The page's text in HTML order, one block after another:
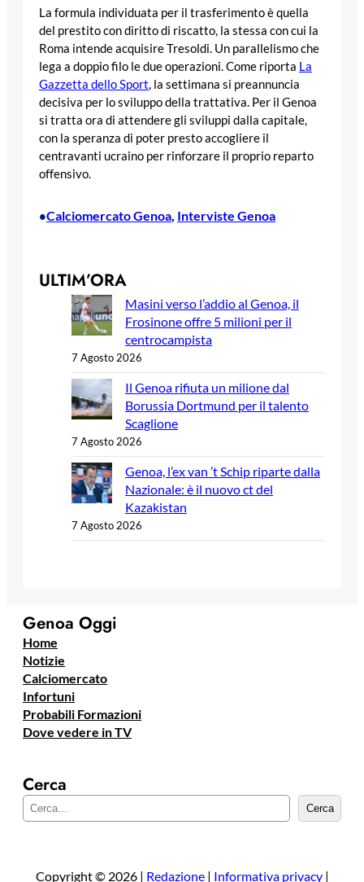
La formula individuata per il trasferimento è quella
del prestito con diritto di riscatto, la stessa con cui la
Roma intende acquisire Tresoldi. Un parallelismo che
lega a doppio filo le due operazioni. Come riporta La
Gazzetta dello Sport, la settimana si preannuncia
decisiva per lo sviluppo della trattativa. Per il Genoa
si tratta ora di attendere gli sviluppi dalla capitale,
con la speranza di poter presto accogliere il
centravanti ucraino per rinforzare il proprio reparto
offensivo.
•Calciomercato Genoa, Interviste Genoa
ULTIM’ORA
Masini verso l’addio al Genoa, il
Frosinone offre 5 milioni per il
centrocampista
7 Agosto 2026
Il Genoa rifiuta un milione dal
Borussia Dortmund per il talento
Scaglione
7 Agosto 2026
Genoa, l’ex van ’t Schip riparte dalla
Nazionale: è il nuovo ct del
Kazakistan
7 Agosto 2026
Genoa Oggi
Home
Notizie
Calciomercato
Infortuni
Probabili Formazioni
Dove vedere in TV
Cerca
e
a
Cerca
Copyright © 2026 | Redazione | Informativa privacy|